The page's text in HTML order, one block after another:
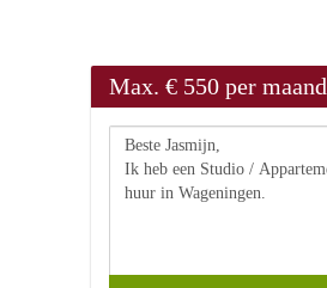
Max. € 550 per maand